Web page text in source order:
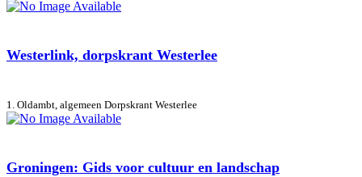
Westerlink, dorpskrant Westerlee
1. Oldambt, algemeen Dorpskrant Westerlee
Groningen: Gids voor cultuur en landschap